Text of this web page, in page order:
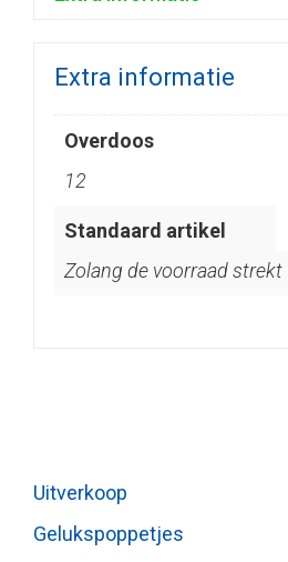
Extra informatie
Overdoos
12
Standaard artikel
Zolang de voorraad strekt
Uitverkoop
Gelukspoppetjes